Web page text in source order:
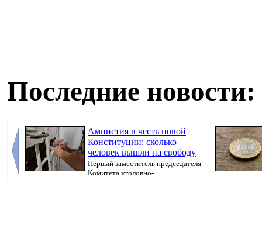
Последние новости:
Амнистия в честь новой
Конституции: сколько
человек вышли на свободу
Первый заместитель председателя
Комитета уголовно-